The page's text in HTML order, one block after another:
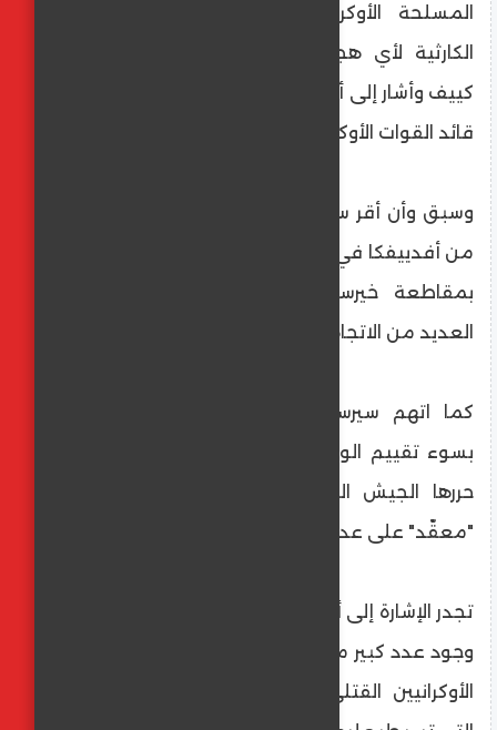
المسلحة الأوكرانية الذين يدركون العواقب
الكارثية لأي هجوم محتمل قد تقدم عليه
كييف وأشار إلى أنهم يحتاجون إلى "جزار" أكبر من
قائد القوات الأوكرانية ألكسندر سيرسكي.
وسبق وأن أقر سيرسكي على خلفية فرار قواته
من أفدييفكا في دونباس وهزيمتها في كرينوك
بمقاطعة خيرسون، بأن الوضع معقد في
العديد من الاتجاهات ويتطلب السيطرة.
كما اتهم سيرسكي بعض القادة العسكريين
بسوء تقييم الوضع على محور أفدييفكا التي
حررها الجيش الروسي، مشيرا إلى أن الوضع
"معقّد" على عدة جبهات.
تجدر الإشارة إلى أن الجيش الروسي أبلغ مرارا عن
وجود عدد كبير من الجثث غير المدفونة للجنود
الأوكرانيين القتلى في منطقة خط المواجهة